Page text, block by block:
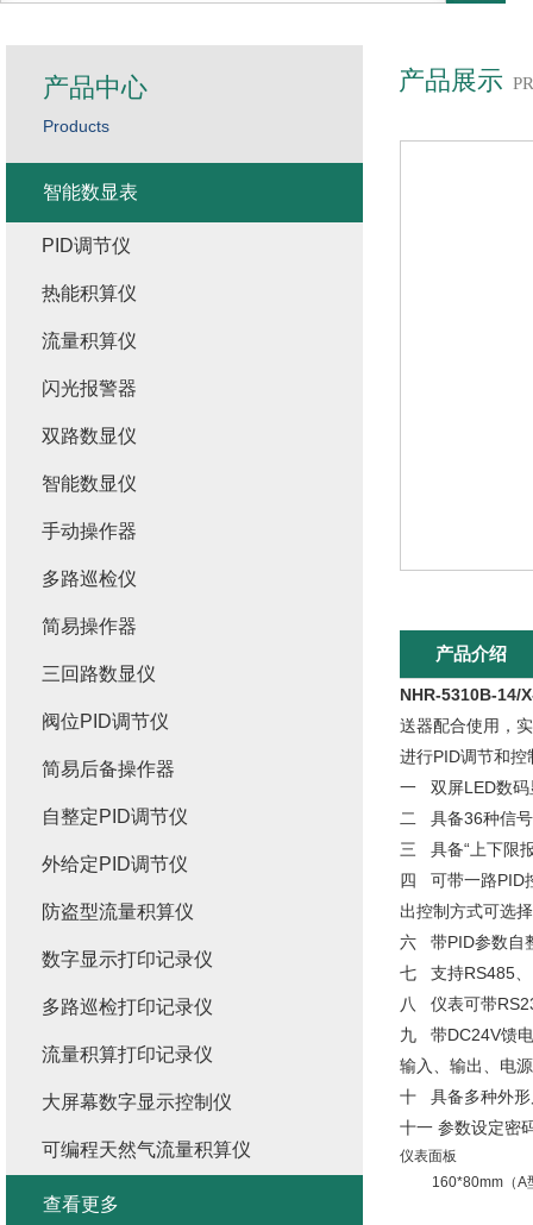
产品展示
产品介绍
NHR-5310B-14/
送器配合使用，
进行PID调节和
一 双屏LED数码
二 具备36种信号
三 具备“上下限
四 可带一路PID
出控制方式可选
六 带PID参数自
七 支持RS485、
八 仪表可带
九 带DC24V馈
输入、输出、电
十 具备多种外形
十一 参数设定密
仪表面板
160*80mm（A
产品中心
Products
智能数显表
PID调节仪
热能积算仪
流量积算仪
闪光报警器
双路数显仪
智能数显仪
手动操作器
多路巡检仪
简易操作器
三回路数显仪
阀位PID调节仪
简易后备操作器
自整定PID调节仪
外给定PID调节仪
防盗型流量积算仪
数字显示打印记录仪
多路巡检打印记录仪
流量积算打印记录仪
大屏幕数字显示控制仪
可编程天然气流量积算仪
查看更多